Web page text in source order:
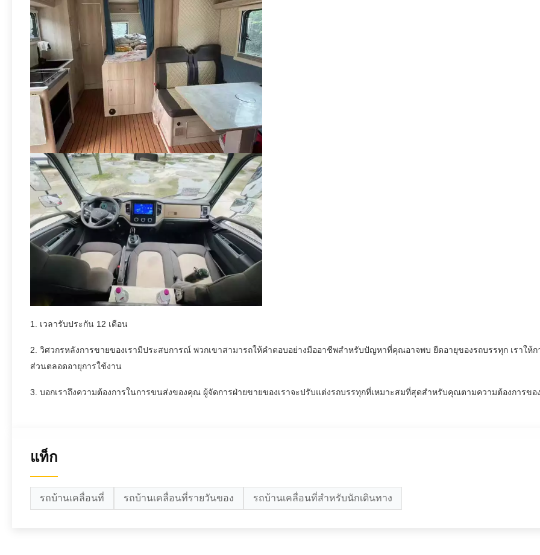
1. เวลารับประกัน 12 เดือน
2. วิศวกรหลังการขายของเรามีประสบการณ์ พวกเขาสามารถให้คำตอบอย่างมืออาชีพสำหรับปัญหาที่คุณอาจพบ ยืดอายุของรถบรรทุก เราใ
ส่วนตลอดอายุการใช้งาน
3. บอกเราถึงความต้องการในการขนส่งของคุณ ผู้จัดการฝ่ายขายของเราจะปรับแต่งรถบรรทุกที่เหมาะสมที่สุดสำหรับคุณตามความต้องการข
แท็ก
รถบ้านเคลื่อนที่ รถบ้านเคลื่อนที่รายวันของ รถบ้านเคลื่อนที่สำหรับนักเดินทาง